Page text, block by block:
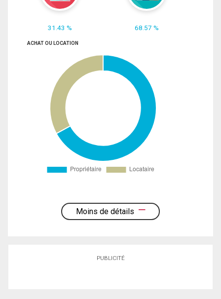
31.43 % 68.57 %
ACHAT OU LOCATION
Moins de détails
PUBLICITÉ